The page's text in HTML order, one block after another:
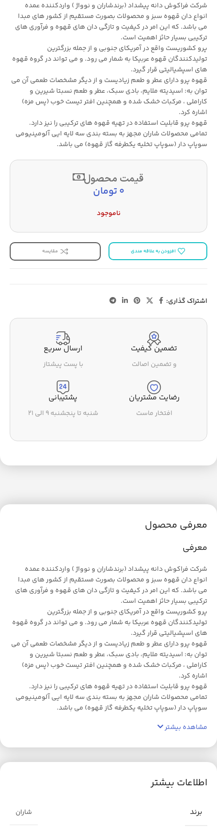
شرکت فراکوش دانه پیشداد (برندشاران و نوواژ ) واردکننده عمده
انواع دان قهوه سبز و محصولات بصورت مستقیم از کشور های مبدا
می باشد. که این امر در کیفیت و تازگی دان های قهوه و فرآوری های
ترکیبی بسیار حائز اهمیت است.
پرو کشوریست واقع در آمریکای جنوبی و از جمله بزرگترین
تولیدکنندگان قهوه عربیکا به شمار می رود. و می تواند در گروه قهوه
های اسپشیالیتی قرار گیرد.
قهوه پرو دارای عطر و طعم زیادیست و از دیگر مشخصات طعمی آن می
توان به: اسیدیته ملایم، بادی سبک، عطر و طعم نسبتا شیرین و
کاراملی ، مرکبات خشک شده و همچنین افتر تیست خوب (پس مزه)
اشاره کرد.
قهوه پرو قابلیت استفاده در تهیه قهوه های ترکیبی را نیز دارد.
تمامی محصولات شاران مجهز به بسته بندی سه لایه ایی آلومینیومی
سوپاپ دار (سوپاپ تخلیه یکطرفه گاز قهوه) می باشد.
قیمت محصول
0تومان
ناموجود
افزودن به علاقه مندی مقایسه
اشتراک گذاری:
تضمین کیفیت
و تضمین اصالت
ارسال سریع
با پست پیشتاز
رضایت مشتریان
افتخار ماست
پشتیبانی
شنبه تا پنجشنبه ۹ الی ۲۱
معرفی محصول
معرفی
شرکت فراکوش دانه پیشداد (برندشاران و نوواژ ) واردکننده عمده
انواع دان قهوه سبز و محصولات بصورت مستقیم از کشور های مبدا
می باشد. که این امر در کیفیت و تازگی دان های قهوه و فرآوری های
ترکیبی بسیار حائز اهمیت است.
پرو کشوریست واقع در آمریکای جنوبی و از جمله بزرگترین
تولیدکنندگان قهوه عربیکا به شمار می رود. و می تواند در گروه قهوه
های اسپشیالیتی قرار گیرد.
قهوه پرو دارای عطر و طعم زیادیست و از دیگر مشخصات طعمی آن می
توان به: اسیدیته ملایم، بادی سبک، عطر و طعم نسبتا شیرین و
کاراملی ، مرکبات خشک شده و همچنین افتر تیست خوب (پس مزه)
اشاره کرد.
قهوه پرو قابلیت استفاده در تهیه قهوه های ترکیبی را نیز دارد.
تمامی محصولات شاران مجهز به بسته بندی سه لایه ایی آلومینیومی
سوپاپ دار (سوپاپ تخلیه یکطرفه گاز قهوه) می باشد.
مشاهده بیشتر
اطلاعات بیشتر
برند شاران